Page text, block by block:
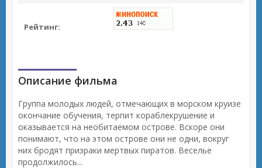
Рейтинг:
Описание фильма
Группа молодых людей, отмечающих в морском круизе
окончание обучения, терпит кораблекрушение и
оказывается на необитаемом острове. Вскоре они
понимают, что на этом острове они не одни, вокруг
них бродят призраки мертвых пиратов. Веселье
продолжилось...